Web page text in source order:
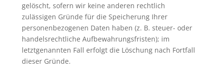
gelöscht, sofern wir keine anderen rechtlich
zulässigen Gründe für die Speicherung Ihrer
personenbezogenen Daten haben (z. B. steuer- oder
handelsrechtliche Aufbewahrungsfristen); im
letztgenannten Fall erfolgt die Löschung nach Fortfall
dieser Gründe.